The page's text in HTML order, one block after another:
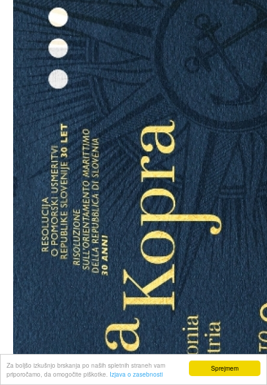
Sprejmem
Za boljšo izkušnjo brskanja po naših spletnih straneh vam
priporočamo, da omogočite piškotke. Izjava o zasebnosti